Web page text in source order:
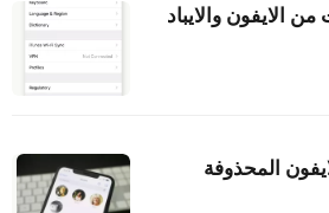
الايفون والايباد
المحذوفة